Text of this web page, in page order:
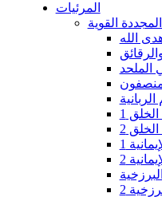
المرئيات
القوية
الله
الملحد
الربانية
1
2
1
2
2